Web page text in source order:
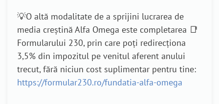
💡O altă modalitate de a sprijini lucrarea de
media creștină Alfa Omega este completarea 📑
Formularului 230, prin care poți redirecționa
3,5% din impozitul pe venitul aferent anului
trecut, fără niciun cost suplimentar pentru tine:
https://formular230.ro/fundatia-alfa-omega